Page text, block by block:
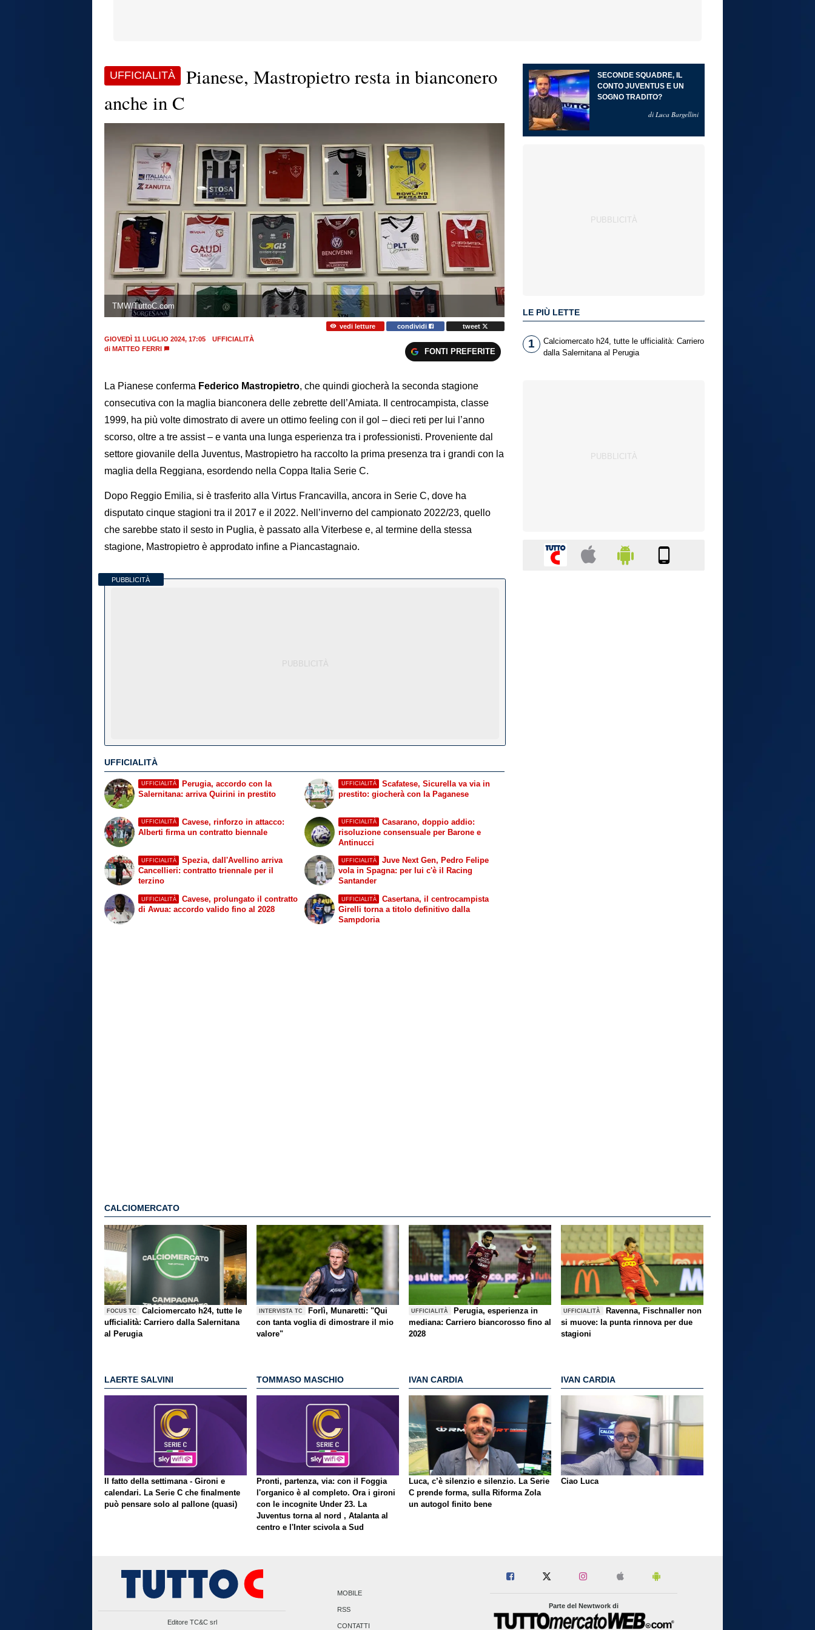
UFFICIALITÀ
Pianese, Mastropietro resta in bianconero
anche in C
TMW/TuttoC.com
vedi letture condividi
tweet
GIOVEDÌ 11 LUGLIO 2024, 17:05
UFFICIALITÀ
di MATTEO FERRI FONTI PREFERITE
La Pianese conferma Federico Mastropietro, che quindi giocherà la seconda stagione
consecutiva con la maglia bianconera delle zebrette dell’Amiata. Il centrocampista, classe
1999, ha più volte dimostrato di avere un ottimo feeling con il gol – dieci reti per lui l’anno
scorso, oltre a tre assist – e vanta una lunga esperienza tra i professionisti. Proveniente dal
settore giovanile della Juventus, Mastropietro ha raccolto la prima presenza tra i grandi con la
maglia della Reggiana, esordendo nella Coppa Italia Serie C.
Dopo Reggio Emilia, si è trasferito alla Virtus Francavilla, ancora in Serie C, dove ha
disputato cinque stagioni tra il 2017 e il 2022. Nell’inverno del campionato 2022/23, quello
che sarebbe stato il sesto in Puglia, è passato alla Viterbese e, al termine della stessa
stagione, Mastropietro è approdato infine a Piancastagnaio.
PUBBLICITÀ
UFFICIALITÀ
UFFICIALITÀ
Perugia, accordo con la
Salernitana: arriva Quirini in prestito
UFFICIALITÀ
Cavese, rinforzo in attacco:
Alberti firma un contratto biennale
UFFICIALITÀ
Scafatese, Sicurella va via in
prestito: giocherà con la Paganese
UFFICIALITÀ
Casarano, doppio addio:
risoluzione consensuale per Barone e
Antinucci
UFFICIALITÀ
Spezia, dall'Avellino arriva
Cancellieri: contratto triennale per il
terzino
UFFICIALITÀ
Cavese, prolungato il contratto
di Awua: accordo valido fino al 2028
UFFICIALITÀ
Juve Next Gen, Pedro Felipe
vola in Spagna: per lui c'è il Racing
Santander
UFFICIALITÀ
Casertana, il centrocampista
Girelli torna a titolo definitivo dalla
Sampdoria
SECONDE SQUADRE, IL
CONTO JUVENTUS E UN
SOGNO TRADITO?
di Luca Bargellini
LE PIÙ LETTE
1
Calciomercato h24, tutte le ufficialità: Carriero
dalla Salernitana al Perugia
CALCIOMERCATO
FOCUS TC
Calciomercato h24, tutte le
ufficialità: Carriero dalla Salernitana
al Perugia
INTERVISTA TC
Forlì, Munaretti: "Qui
con tanta voglia di dimostrare il mio
valore"
UFFICIALITÀ
Perugia, esperienza in
mediana: Carriero biancorosso fino al
2028
UFFICIALITÀ
Ravenna, Fischnaller non
si muove: la punta rinnova per due
stagioni
LAERTE SALVINI
Il fatto della settimana - Gironi e
calendari. La Serie C che finalmente
può pensare solo al pallone (quasi)
TOMMASO MASCHIO
Pronti, partenza, via: con il Foggia
l'organico è al completo. Ora i gironi
con le incognite Under 23. La
Juventus torna al nord , Atalanta al
centro e l'Inter scivola a Sud
IVAN CARDIA
Luca, c’è silenzio e silenzio. La Serie
C prende forma, sulla Riforma Zola
un autogol finito bene
IVAN CARDIA
Ciao Luca
Editore TC&C srl
MOBILE
RSS
CONTATTI
Parte del Newtwork di